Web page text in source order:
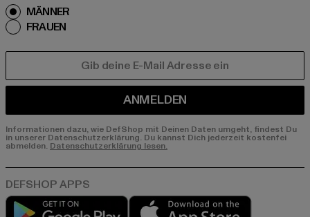
MÄNNER
FRAUEN
ANMELDEN
Informationen dazu, wie DefShop mit Deinen Daten umgeht, findest Du
in unserer Datenschutzerklärung. Du kannst Dich jederzeit kostenfei
abmelden. Datenschutzerklärung lesen.
Play market